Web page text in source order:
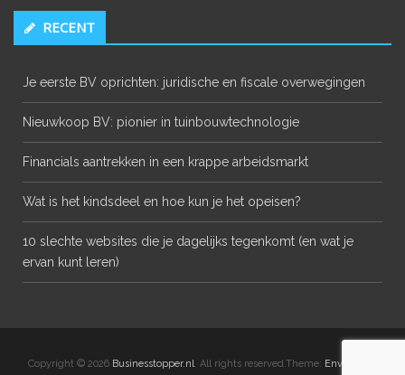
RECENT
Je eerste BV oprichten: juridische en fiscale overwegingen
Nieuwkoop BV: pionier in tuinbouwtechnologie
Financials aantrekken in een krappe arbeidsmarkt
Wat is het kindsdeel en hoe kun je het opeisen?
10 slechte websites die je dagelijks tegenkomt (en wat je
ervan kunt leren)
Copyright © 2026 Businesstopper.nl. All rights reserved.Theme: Envince